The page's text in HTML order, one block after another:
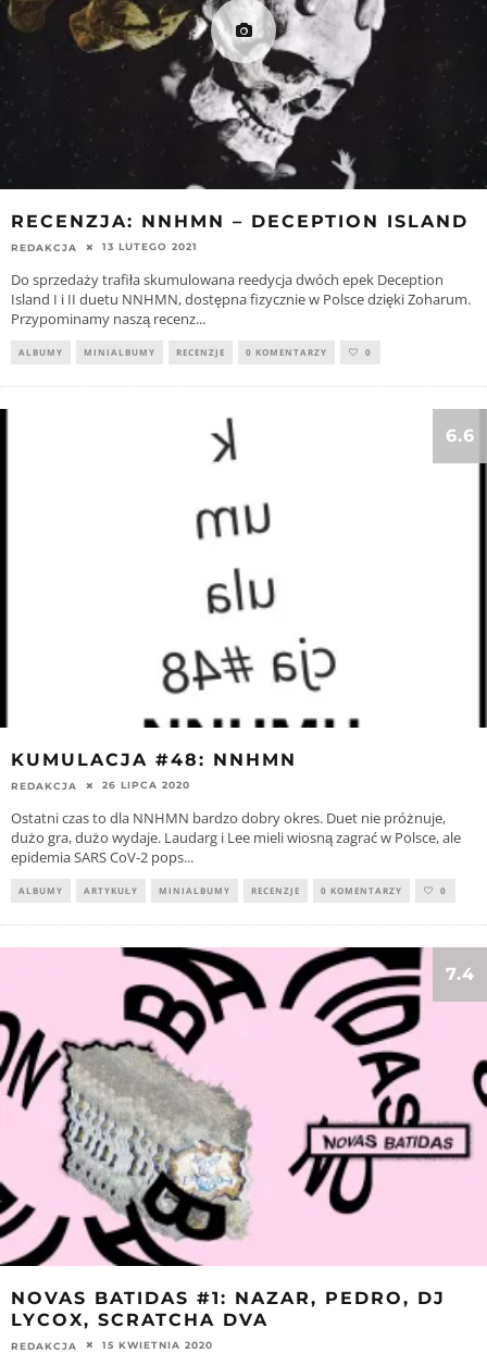
RECENZJA: NNHMN – DECEPTION ISLAND
REDAKCJA 13 LUTEGO 2021
Do sprzedaży trafiła skumulowana reedycja dwóch epek Deception
Island I i II duetu NNHMN, dostępna fizycznie w Polsce dzięki Zoharum.
Przypominamy naszą recenz...
ALBUMY MINIALBUMY RECENZJE 0 KOMENTARZY 0
6.6
KUMULACJA #48: NNHMN
REDAKCJA 26 LIPCA 2020
Ostatni czas to dla NNHMN bardzo dobry okres. Duet nie próżnuje,
dużo gra, dużo wydaje. Laudarg i Lee mieli wiosną zagrać w Polsce, ale
epidemia SARS CoV-2 pops...
ALBUMY ARTYKUŁY MINIALBUMY RECENZJE 0 KOMENTARZY 0
7.4
NOVAS BATIDAS #1: NAZAR, PEDRO, DJ
LYCOX, SCRATCHA DVA
REDAKCJA 15 KWIETNIA 2020